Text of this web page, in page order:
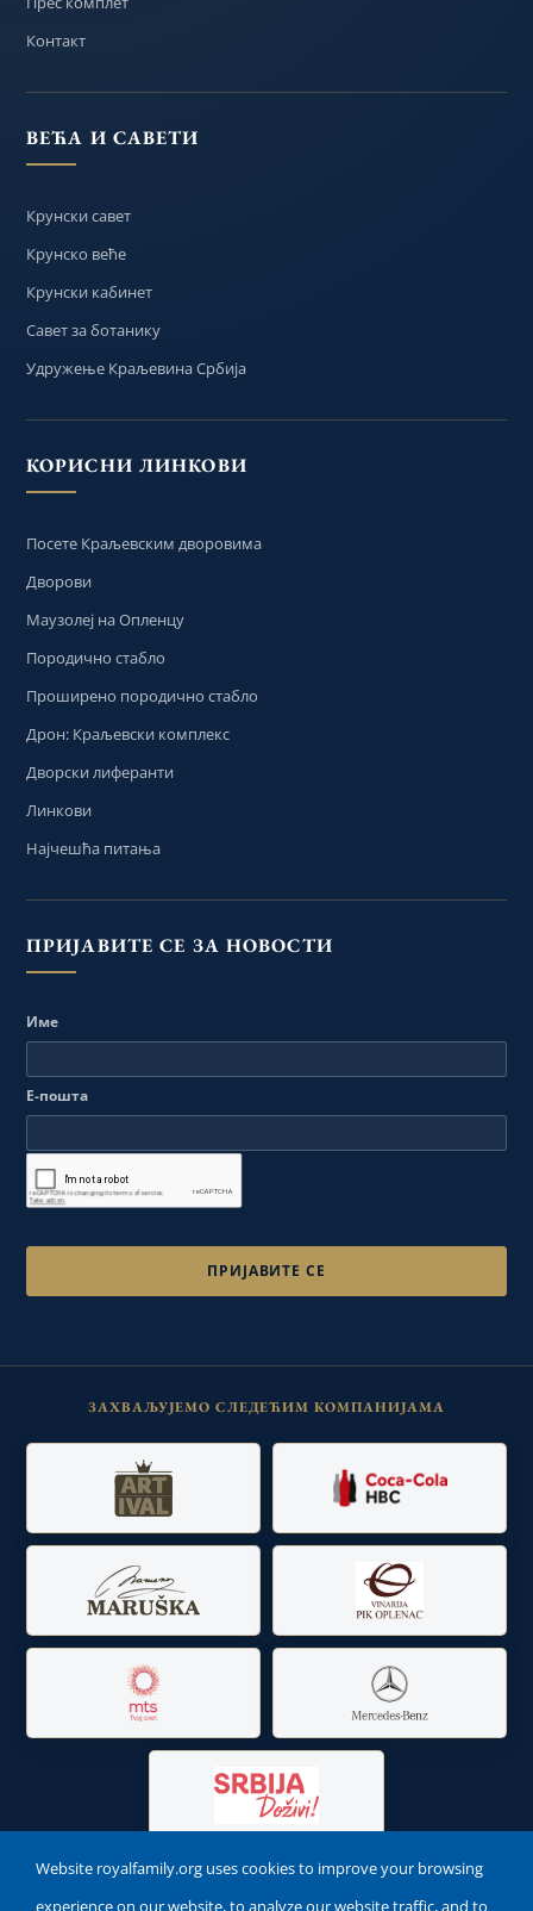
Контакт
ВЕЋА И САВЕТИ
Крунски савет
Крунско веће
Крунски кабинет
Савет за ботанику
Удружење Краљевина Србија
КОРИСНИ ЛИНКОВИ
Посете Краљевским дворовима
Дворови
Маузолеј на Опленцу
Породично стабло
Проширено породично стабло
Дрон: Краљевски комплекс
Дворски лиферанти
Линкови
Најчешћа питања
ПРИЈАВИТЕ СЕ ЗА НОВОСТИ
Име
Е-пошта
ЗАХВАЉУЈЕМО СЛЕДЕЋИМ КОМПАНИЈАМА
Website royalfamily.org uses cookies to improve your browsing
experience on our website, to analyze our website traffic, and to